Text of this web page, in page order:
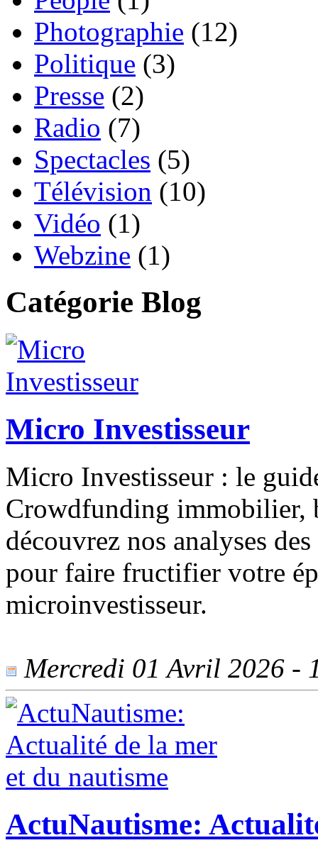
Photographie (12)
Politique (3)
Presse (2)
Radio (7)
Spectacles (5)
Télévision (10)
Vidéo (1)
Webzine (1)
Catégorie Blog
Micro Investisseur
Micro Investisseur : le
Crowdfunding immobilier,
découvrez nos analyses
pour faire fructifier votre
microinvestisseur.
Mercredi 01 Avril 2026 -
ActuNautisme: